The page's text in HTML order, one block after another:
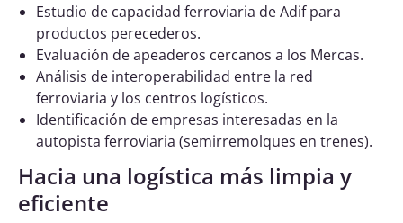
Estudio de capacidad ferroviaria de Adif para
productos perecederos.
Evaluación de apeaderos cercanos a los Mercas.
Análisis de interoperabilidad entre la red
ferroviaria y los centros logísticos.
Identificación de empresas interesadas en la
autopista ferroviaria (semirremolques en trenes).
Hacia una logística más limpia y
eficiente